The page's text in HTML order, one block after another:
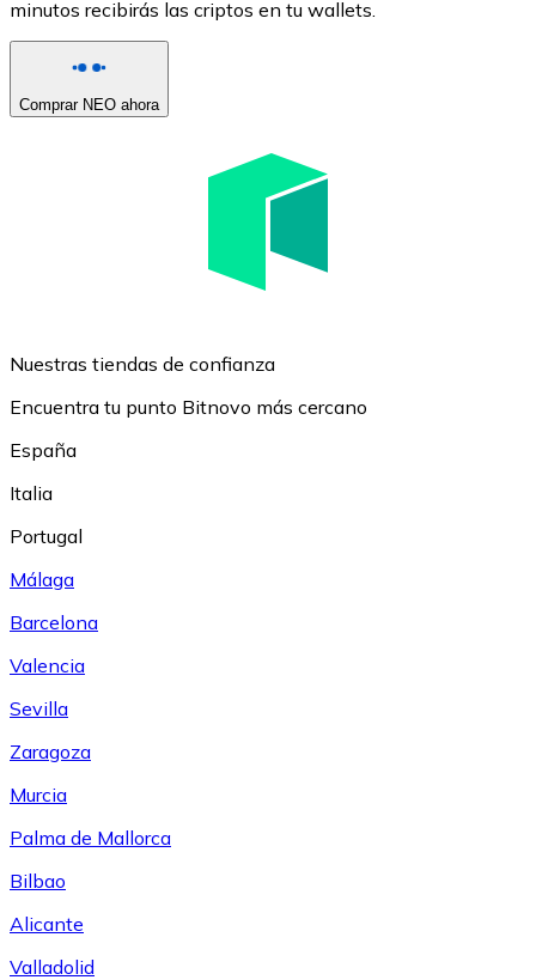
minutos recibirás las criptos en tu wallets.
Comprar NEO ahora
Nuestras tiendas de confianza
Encuentra tu punto Bitnovo más cercano
España
Italia
Portugal
Málaga
Barcelona
Valencia
Sevilla
Zaragoza
Murcia
Palma de Mallorca
Bilbao
Alicante
Valladolid